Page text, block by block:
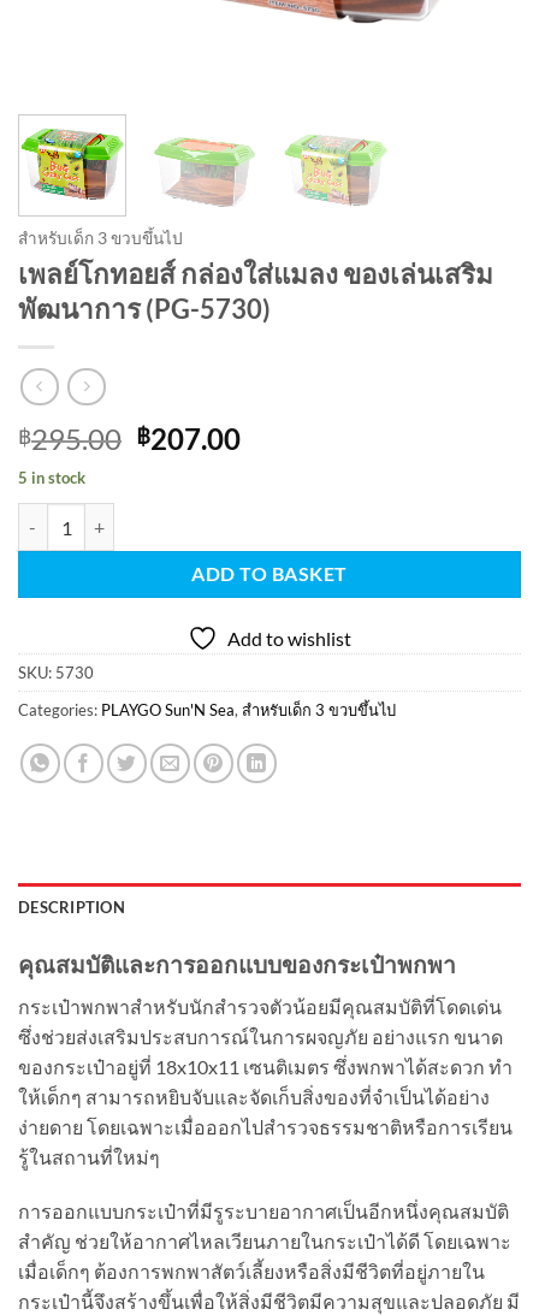
สำหรับเด็ก 3 ขวบขึ้นไป
เพลย์โกทอยส์ กล่องใส่แมลง ของเล่นเสริม
พัฒนาการ (PG-5730)
฿295.00 Original
฿207.00Current
5 in stock
ADD TO BASKET
Add to wishlist
SKU: 5730
Categories: PLAYGO Sun'N Sea, สำหรับเด็ก 3 ขวบขึ้นไป
DESCRIPTION
คุณสมบัติและการออกแบบของกระเป๋าพกพา
กระเป๋าพกพาสำหรับนักสำรวจตัวน้อยมีคุณสมบัติที่โดดเด่น
ซึ่งช่วยส่งเสริมประสบการณ์ในการผจญภัย อย่างแรก ขนาด
ของกระเป๋าอยู่ที่ 18x10x11 เซนติเมตร ซึ่งพกพาได้สะดวก ทำ
ให้เด็กๆ สามารถหยิบจับและจัดเก็บสิ่งของที่จำเป็นได้อย่าง
ง่ายดาย โดยเฉพาะเมื่อออกไปสำรวจธรรมชาติหรือการเรียน
รู้ในสถานที่ใหม่ๆ
การออกแบบกระเป๋าที่มีรูระบายอากาศเป็นอีกหนึ่งคุณสมบัติ
สำคัญ ช่วยให้อากาศไหลเวียนภายในกระเป๋าได้ดี โดยเฉพาะ
เมื่อเด็กๆ ต้องการพกพาสัตว์เลี้ยงหรือสิ่งมีชีวิตที่อยู่ภายใน
กระเป๋านี้จึงสร้างขึ้นเพื่อให้สิ่งมีชีวิตมีความสุขและปลอดภัย มี